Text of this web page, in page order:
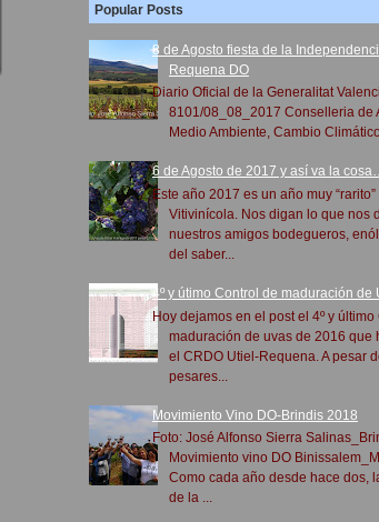
Popular Posts
8 de Agosto fiesta de la
Requena DO
Diario Oficial de la Generalitat
8101/08_08_2017 Conselleria de
Medio Ambiente, Cambio
6 de Agosto de 2017 y así va la
Este año 2017 es un año muy
Vitivinícola. Nos digan lo que nos
nuestros amigos bodegueros,
del saber...
4º y útimo Control de maduración de
Hoy dejamos en el post el 4º y último
maduración de uvas de 2016 que
el CRDO Utiel-Requena. A pesar
pesares...
Movimiento Vino DO-Brindis 2018
Foto: José Alfonso Sierra
Movimiento vino DO
Como cada año desde hace dos,
de la ...